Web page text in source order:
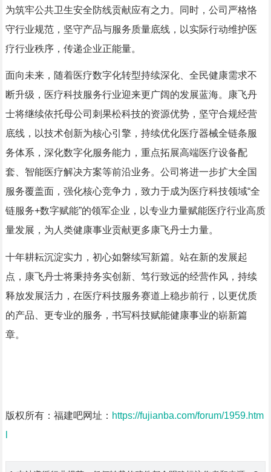
为筑牢公共卫生安全防线贡献应有之力。同时，公司严格恪
守行业规范，坚守产品与服务质量底线，以实际行动维护医
疗行业秩序，传递企业正能量。
面向未来，随着医疗数字化转型持续深化、全民健康需求不
断升级，医疗科技服务行业迎来更广阔的发展蓝海。康飞丹
士将继续依托母公司刺果松科技的资源优势，坚守合规经营
底线，以技术创新为核心引擎，持续优化医疗器械全链条服
务体系，深化数字化服务能力，重点拓展高端医疗设备配
套、智能医疗解决方案等前沿业务。公司将进一步扩大全国
服务覆盖面，强化核心竞争力，致力于成为医疗科技领域“全
链服务+数字赋能”的领军企业，以专业力量赋能医疗行业高质
量发展，为人类健康事业贡献更多康飞丹士力量。
十年耕耘沉淀实力，初心如磐续写新篇。站在新的发展起
点，康飞丹士将秉持务实创新、笃行致远的经营作风，持续
释放发展活力，在医疗科技服务赛道上稳步前行，以更优质
的产品、更专业的服务，书写科技赋能健康事业的崭新篇
章。
版权所有：福建吧网址： https://fujianba.com/forum/1959.htm